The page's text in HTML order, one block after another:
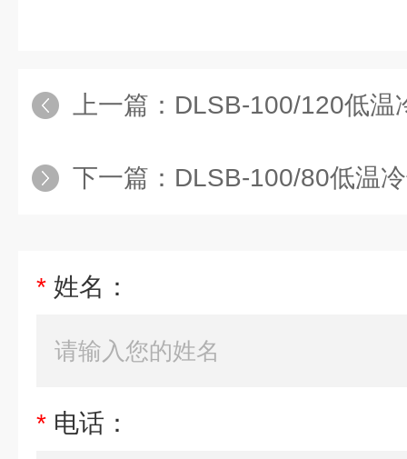
上一篇： DLSB-100/120低温冷却液循环泵,
下一篇： DLSB-100/80低温冷却液循
* 姓名：
* 电话：